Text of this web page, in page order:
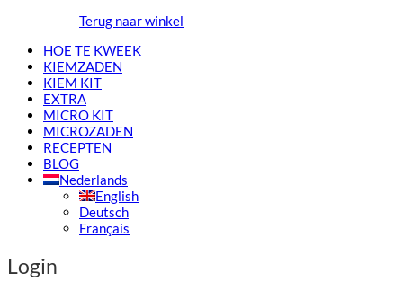
Terug naar winkel
HOE TE KWEEK
KIEMZADEN
KIEM KIT
EXTRA
MICRO KIT
MICROZADEN
RECEPTEN
BLOG
Nederlands
English
Deutsch
Français
Login